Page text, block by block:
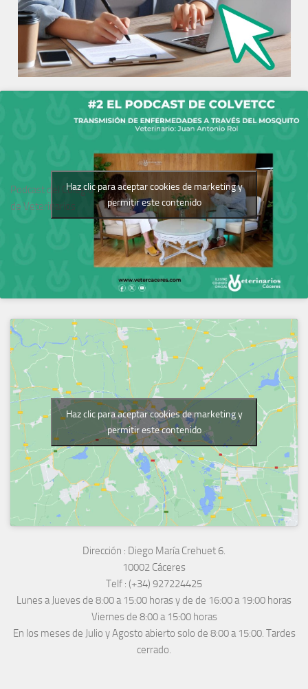
Podcast del Colegio
de Veterinarios
Haz clic para aceptar cookies de marketing y
permitir este contenido
Haz clic para aceptar cookies de marketing y
permitir este contenido
Dirección : Diego María Crehuet 6.
10002 Cáceres
Telf : (+34) 927224425
Lunes a Jueves de 8:00 a 15:00 horas y de de 16:00 a 19:00 horas
Viernes de 8:00 a 15:00 horas
En los meses de Julio y Agosto abierto solo de 8:00 a 15:00. Tardes
cerrado.